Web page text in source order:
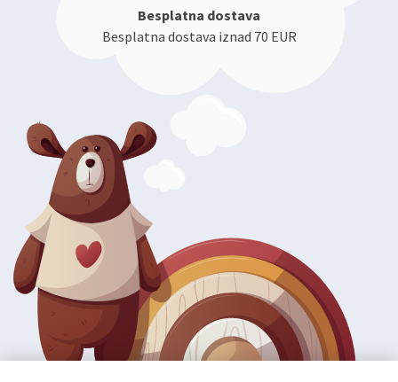
Besplatna dostava
Besplatna dostava iznad 70 EUR